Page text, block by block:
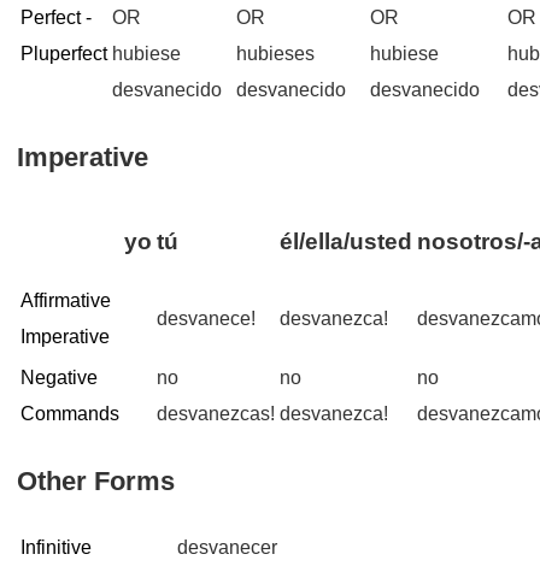
Perfect -
Pluperfect
OR
hubiese
desvanecido
OR
hubieses
desvanecido
OR
hubiese
desvanecido
OR
Imperative
yo tú él/ella/usted nosotros/-
Affirmative
Imperative
desvanece! desvanezca!
Negative
Commands
no
desvanezcas!
no
desvanezca!
no
Other Forms
Infinitive desvanecer